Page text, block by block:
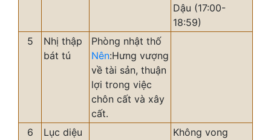
Dậu (17:00-
18:59)
5
Nhị thập
bát tú
Phòng nhật thố
Nên:Hưng vượng
về tài sản, thuận
lợi trong việc
chôn cất và xây
cất.
6
Lục diệu
Không vong